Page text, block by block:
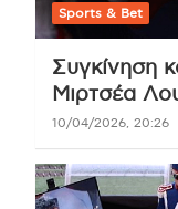
Sports & Bet
Συγκίνηση
Μιρτσέα
10/04/2026, 20:26